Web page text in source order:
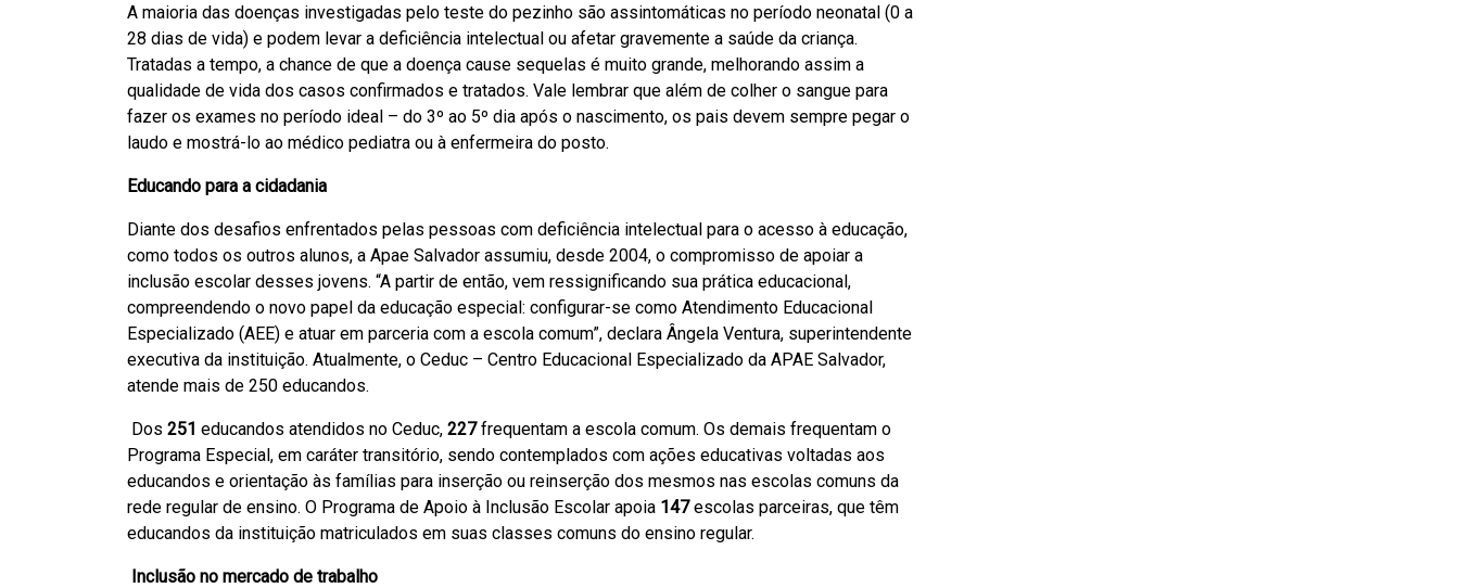
A maioria das doenças investigadas pelo teste do pezinho são assintomáticas no período neonatal (0 a
28 dias de vida) e podem levar a deficiência intelectual ou afetar gravemente a saúde da criança.
Tratadas a tempo, a chance de que a doença cause sequelas é muito grande, melhorando assim a
qualidade de vida dos casos confirmados e tratados. Vale lembrar que além de colher o sangue para
fazer os exames no período ideal – do 3º ao 5º dia após o nascimento, os pais devem sempre pegar o
laudo e mostrá-lo ao médico pediatra ou à enfermeira do posto.
Educando para a cidadania
Diante dos desafios enfrentados pelas pessoas com deficiência intelectual para o acesso à educação,
como todos os outros alunos, a Apae Salvador assumiu, desde 2004, o compromisso de apoiar a
inclusão escolar desses jovens. “A partir de então, vem ressignificando sua prática educacional,
compreendendo o novo papel da educação especial: configurar-se como Atendimento Educacional
Especializado (AEE) e atuar em parceria com a escola comum”, declara Ângela Ventura, superintendente
executiva da instituição. Atualmente, o Ceduc – Centro Educacional Especializado da APAE Salvador,
atende mais de 250 educandos.
Dos 251 educandos atendidos no Ceduc, 227frequentam a escola comum. Os demais frequentam o
Programa Especial, em caráter transitório, sendo contemplados com ações educativas voltadas aos
educandos e orientação às famílias para inserção ou reinserção dos mesmos nas escolas comuns da
rede regular de ensino. O Programa de Apoio à Inclusão Escolar apoia 147escolas parceiras, que têm
educandos da instituição matriculados em suas classes comuns do ensino regular.
Inclusão no mercado de trabalho